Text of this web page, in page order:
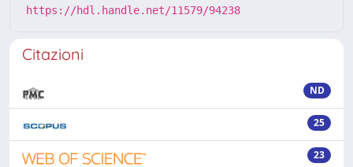
https://hdl.handle.net/11579/94238
Citazioni
ND
25
23